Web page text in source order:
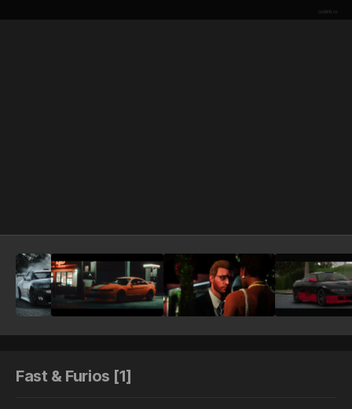
Fast & Furios [1]